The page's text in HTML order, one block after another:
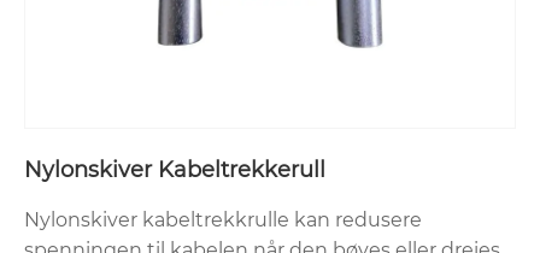
Nylonskiver Kabeltrekkerull
Nylonskiver kabeltrekkrulle kan redusere